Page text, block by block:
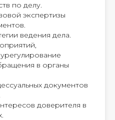
по делу.
экспертизы
ведения дела.
в органы
документов
доверителя в